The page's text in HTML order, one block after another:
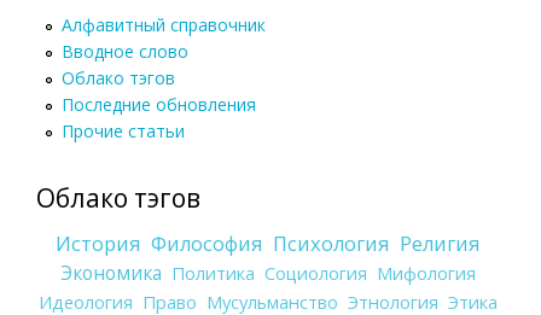
Алфавитный справочник
Вводное слово
Облако тэгов
Последние обновления
Прочие статьи
Облако тэгов
История Философия Психология Религия
Экономика Политика Социология Мифология
Идеология Право Мусульманство Этнология Этика